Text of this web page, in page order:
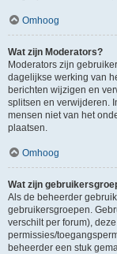
Omhoog
Wat zijn Moderators?
Moderators zijn
dagelijkse werking van
berichten wijzigen en
splitsen en verwijderen.
mensen niet van het
plaatsen.
Omhoog
Wat zijn
Als de beheerder
gebruikersgroepen.
verschilt per forum),
permissies/
beheerder een stuk